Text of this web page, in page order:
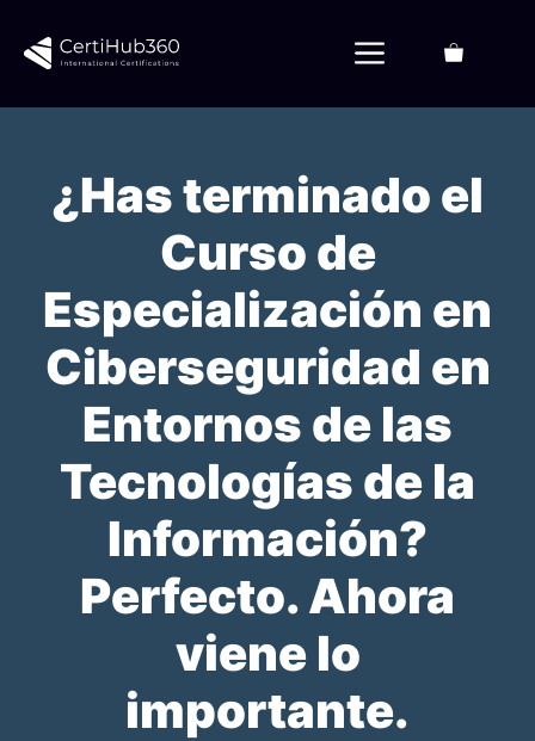
contenido
Menú
¿Has terminado el
Curso de
Especialización en
Ciberseguridad en
Entornos de las
Tecnologías de la
Información?
Perfecto. Ahora
viene lo
importante.